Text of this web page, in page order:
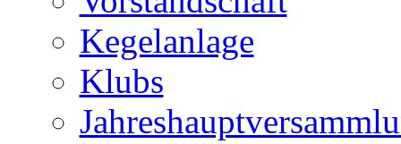
Kegelanlage
Klubs